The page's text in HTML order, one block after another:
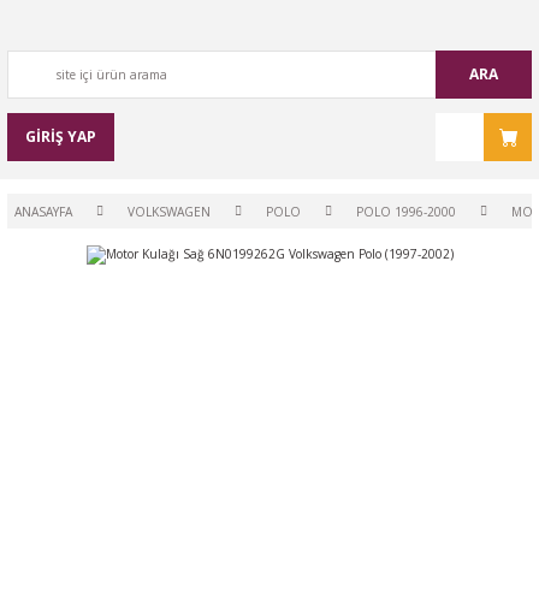
ARA
GİRİŞ YAP
ANASAYFA VOLKSWAGEN POLO POLO 1996-2000